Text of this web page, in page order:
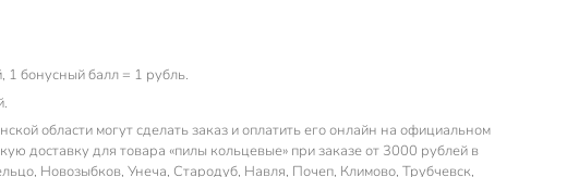
бонусный балл = 1 рубль.
области могут сделать заказ и оплатить его онлайн на официальном
доставку для товара «пилы кольцевые» при заказе от 3000 рублей в
Новозыбков, Унеча, Стародуб, Навля, Почеп, Климово, Трубчевск,